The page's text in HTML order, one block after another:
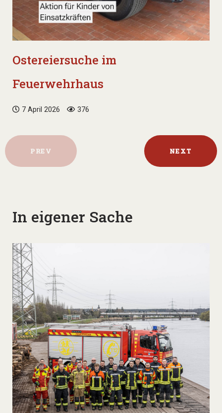
Ostereiersuche im
Feuerwehrhaus
7 April 2026 376
PREV NEXT
In eigener Sache